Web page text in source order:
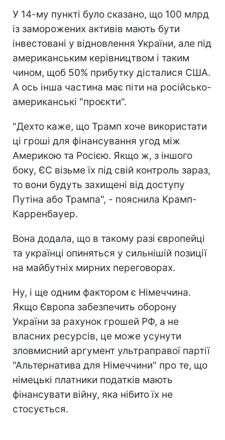
У 14-му пункті було сказано, що 100 млрд
із заморожених активів мають бути
інвестовані у відновлення України, але під
американським керівництвом і таким
чином, щоб 50% прибутку дісталися США.
А ось інша частина має піти на російсько-
американські "проєкти".
"Дехто каже, що Трамп хоче використати
ці гроші для фінансування угод між
Америкою та Росією. Якщо ж, з іншого
боку, ЄС візьме їх під свій контроль зараз,
то вони будуть захищені від доступу
Путіна або Трампа", - пояснила Крамп-
Карренбауер.
Вона додала, що в такому разі європейці
та українці опиняться у сильнішій позиції
на майбутніх мирних переговорах.
Ну, і ще одним фактором є Німеччина.
Якщо Європа забезпечить оборону
України за рахунок грошей РФ, а не
власних ресурсів, це може усунути
зловмисний аргумент ультраправої партії
"Альтернатива для Німеччини" про те, що
німецькі платники податків мають
фінансувати війну, яка нібито їх не
стосується.